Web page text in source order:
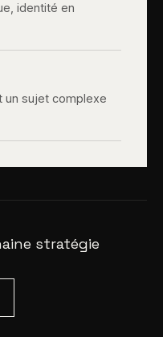
identité en
un sujet complexe
stratégie